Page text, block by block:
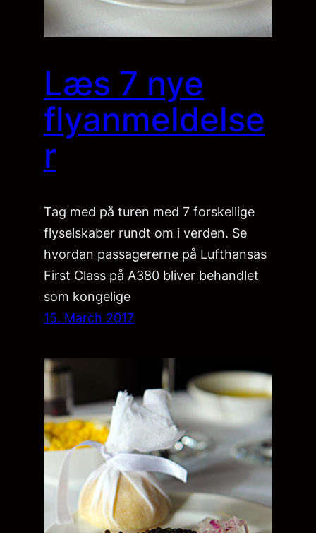
Læs 7 nye
flyanmeldelse
r
Tag med på turen med 7 forskellige
flyselskaber rundt om i verden. Se
hvordan passagererne på Lufthansas
First Class på A380 bliver behandlet
som kongelige
15. March 2017